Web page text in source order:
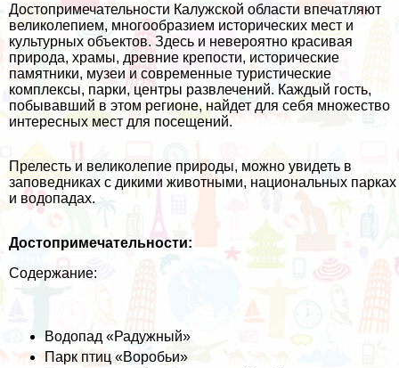
Достопримечательности Калужской области впечатляют
великолепием, многообразием исторических мест и
культурных объектов. Здесь и невероятно красивая
природа, храмы, древние крепости, исторические
памятники, музеи и современные туристические
комплексы, парки, центры развлечений. Каждый гость,
побывавший в этом регионе, найдет для себя множество
интересных мест для посещений.
Прелесть и великолепие природы, можно увидеть в
заповедниках с дикими животными, национальных парках
и водопадах.
Достопримечательности:
Содержание:
Водопад «Радужный»
Парк птиц «Воробьи»